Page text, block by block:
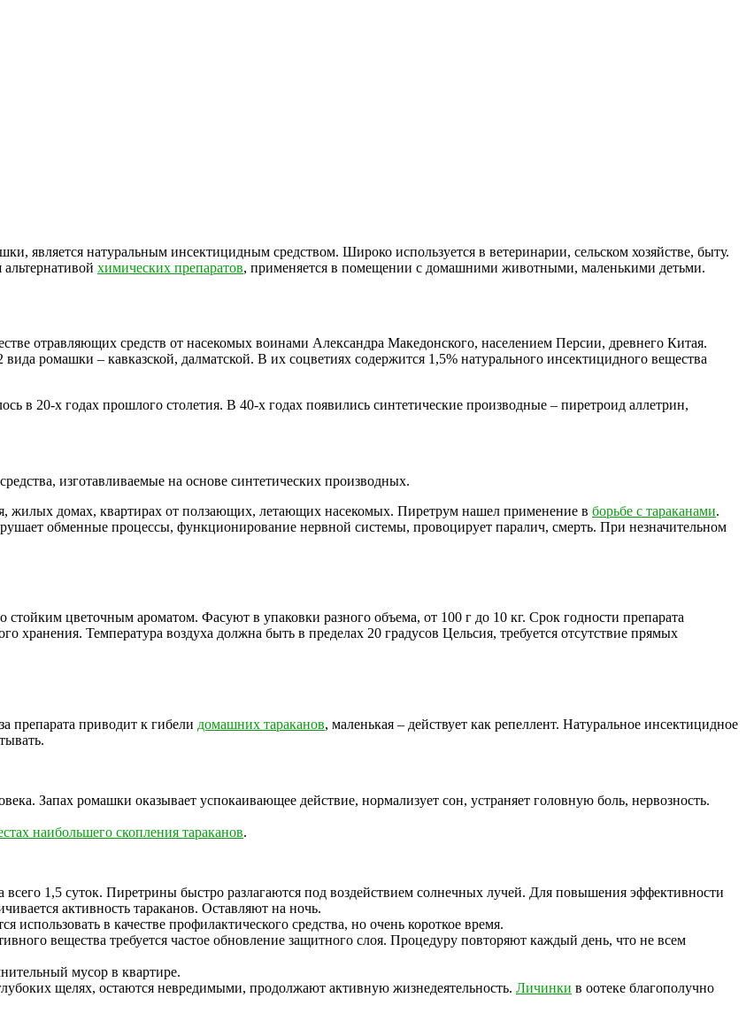
является натуральным инсектицидным средством. Широко используется в ветеринарии, сельском хозяйстве, быту.
химических препаратов, применяется в помещении с домашними животными, маленькими детьми.
отравляющих средств от насекомых воинами Александра Македонского, населением Персии, древнего Китая.
ромашки – кавказской, далматской. В их соцветиях содержится 1,5% натурального инсектицидного вещества
в 20-х годах прошлого столетия. В 40-х годах появились синтетические производные – пиретроид аллетрин,
изготавливаемые на основе синтетических производных.
жилых домах, квартирах от ползающих, летающих насекомых. Пиретрум нашел применение в борьбе с тараканами.
обменные процессы, функционирование нервной системы, провоцирует паралич, смерть. При незначительном
цветочным ароматом. Фасуют в упаковки разного объема, от 100 г до 10 кг. Срок годности препарата
хранения. Температура воздуха должна быть в пределах 20 градусов Цельсия, требуется отсутствие прямых
препарата приводит к гибели домашних тараканов, маленькая – действует как репеллент. Натуральное инсектицидное
Запах ромашки оказывает успокаивающее действие, нормализует сон, устраняет головную боль, нервозность.
наибольшего скопления тараканов.
1,5 суток. Пиретрины быстро разлагаются под воздействием солнечных лучей. Для повышения эффективности
активность тараканов. Оставляют на ночь.
в качестве профилактического средства, но очень короткое время.
вещества требуется частое обновление защитного слоя. Процедуру повторяют каждый день, что не всем
мусор в квартире.
щелях, остаются невредимыми, продолжают активную жизнедеятельность. Личинки в оотеке благополучно